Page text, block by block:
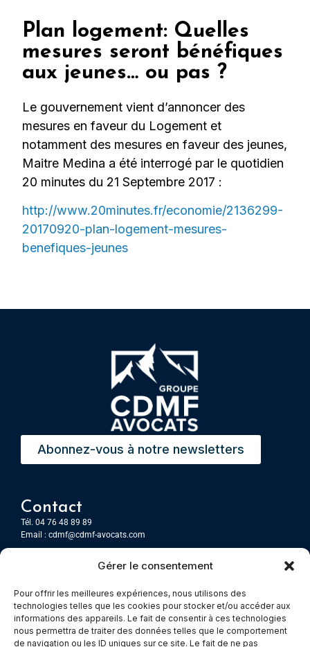
Gérer le consentement
Pour offrir les meilleures expériences, nous utilisons des
technologies telles que les cookies pour stocker et/ou accéder aux
informations des appareils. Le fait de consentir à ces technologies
nous permettra de traiter des données telles que le comportement
de navigation ou les ID uniques sur ce site. Le fait de ne pas
Plan logement: Quelles
mesures seront bénéfiques
aux jeunes… ou pas ?
Le gouvernement vient d’annoncer des
mesures en faveur du Logement et
notamment des mesures en faveur des jeunes,
Maitre Medina a été interrogé par le quotidien
20 minutes du 21 Septembre 2017 :
http://www.20minutes.fr/economie/2136299-
20170920-plan-logement-mesures-
benefiques-jeunes
Abonnez-vous à notre newsletters
Contact
Tél. 04 76 48 89 89
Email : cdmf@cdmf-avocats.com
7 Place Firmin Gautier
CS 80476
38016 GRENOBLE, Cedex 1